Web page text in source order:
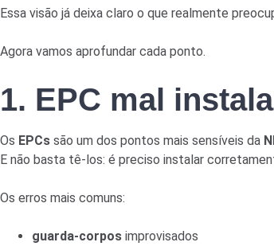
Essa visão já deixa claro o que realmente
Agora vamos aprofundar cada ponto.
1. EPC mal
Os EPCs são um dos pontos mais sensíveis da
E não basta tê-los: é preciso instalar
Os erros mais comuns:
guarda-corpos improvisados